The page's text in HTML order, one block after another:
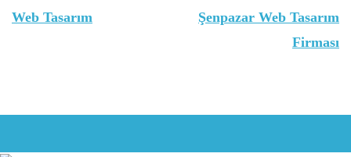
gezinmesi
Web Tasarım
Şenpazar Web Tasarım
Firması